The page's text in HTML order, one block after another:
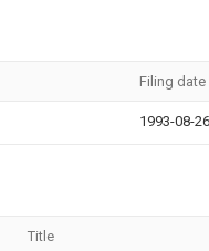
Filing date
1993-08-26
Title